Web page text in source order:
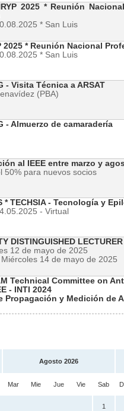
2025 * Reunión
* San Luis
2025 * Reunión Nacional
* San Luis
- Visita Técnica a ARSAT
(PBA)
- Almuerzo de camaradería
al IEEE entre marzo y
50% para nuevos socios
* TECHSIA - Tecnología y
- Virtual
DISTINGUISHED
12 de mayo de 2025
Miércoles 14 de mayo de 2025
Technical Committee on
- INTI 2024
Propagación y Medición de
Agosto 2026
Mar Mie Jue Vie Sab
1